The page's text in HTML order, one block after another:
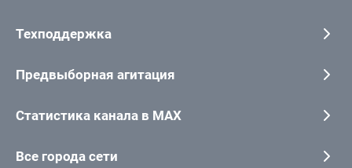
Техподдержка
Предвыборная агитация
Статистика канала в MAX
Все города сети